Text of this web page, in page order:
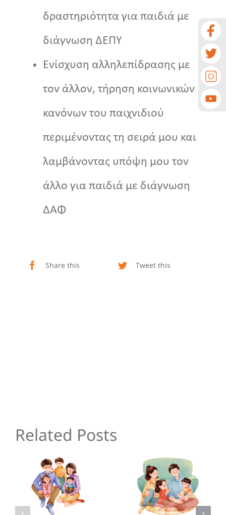
δραστηριότητα για παιδιά με
διάγνωση ΔΕΠΥ
Ενίσχυση αλληλεπίδρασης με
τον άλλον, τήρηση κοινωνικών
κανόνων του παιχνιδιού
περιμένοντας τη σειρά μου και
λαμβάνοντας υπόψη μου τον
άλλο για παιδιά με διάγνωση
ΔΑΦ
Share this Tweet this
Related Posts